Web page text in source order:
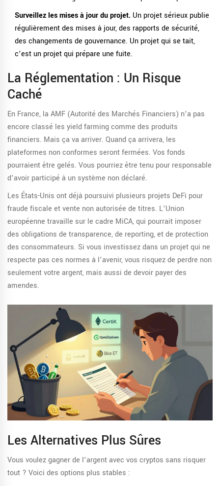
Surveillez les mises à jour du projet. Un projet sérieux publie
régulièrement des mises à jour, des rapports de sécurité,
des changements de gouvernance. Un projet qui se tait,
c’est un projet qui prépare une fuite.
La Réglementation : Un Risque
Caché
En France, la AMF (Autorité des Marchés Financiers) n’a pas
encore classé les yield farming comme des produits
financiers. Mais ça va arriver. Quand ça arrivera, les
plateformes non conformes seront fermées. Vos fonds
pourraient être gelés. Vous pourriez être tenu pour responsable
d’avoir participé à un système non déclaré.
Les États-Unis ont déjà poursuivi plusieurs projets DeFi pour
fraude fiscale et vente non autorisée de titres. L’Union
européenne travaille sur le cadre MiCA, qui pourrait imposer
des obligations de transparence, de reporting, et de protection
des consommateurs. Si vous investissez dans un projet qui ne
respecte pas ces normes à l’avenir, vous risquez de perdre non
seulement votre argent, mais aussi de devoir payer des
amendes.
Les Alternatives Plus Sûres
Vous voulez gagner de l’argent avec vos cryptos sans risquer
tout ? Voici des options plus stables :